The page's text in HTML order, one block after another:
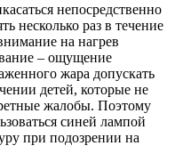
непосредственно
несколько раз в течение
на нагрев
– ощущение
жара допускать
детей, которые не
жалобы. Поэтому
синей лампой
при подозрении на